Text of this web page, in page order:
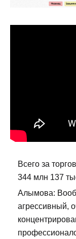
Всего за
344 млн 137
Алымова:
агрессивный,